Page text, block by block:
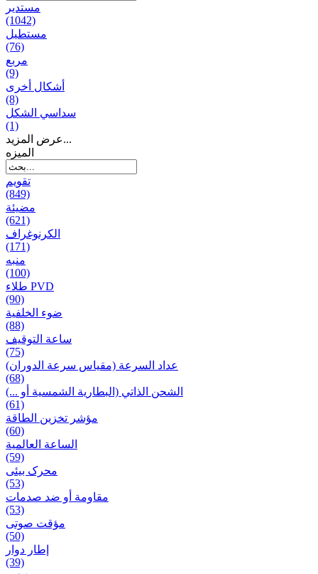
مستدير
(1042)
مستطيل
(76)
مربع
(9)
أشكال أخرى
(8)
سداسي الشكل
(1)
عرض المزيد...
المیزه
تقويم
(849)
مضيئة
(621)
الكرنوغراف
(171)
منبه
(100)
طلاء PVD
(90)
ضوء الخلفية
(88)
ساعة التوقيف
(75)
عداد السرعة (مقياس سرعة الدوران)
(68)
الشحن الذاتي (البطارية الشمسية أو ...)
(61)
مؤشر تخزين الطاقة
(60)
الساعة العالمية
(59)
محرک بیئی
(53)
مقاومة أو ضد صدمات
(53)
مؤقت صوتی
(50)
إطار دوار
(39)